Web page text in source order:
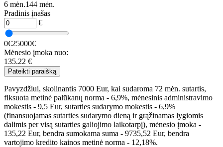
6 mėn.144 mėn.
Pradinis įnašas
€
0€25000€
Mėnesio įmoka nuo:
135.22 €
Pateikti paraišką
Pavyzdžiui, skolinantis 7000 Eur, kai sudaroma 72 mėn. sutartis,
fiksuota metinė palūkanų norma - 6,9%, mėnesinis administravimo
mokestis - 9,5 Eur, sutarties sudarymo mokestis - 6,9%
(finansuojamas sutarties sudarymo dieną ir grąžinamas lygiomis
dalimis per visą sutarties galiojimo laikotarpį), mėnesio įmoka -
135,22 Eur, bendra sumokama suma - 9735,52 Eur, bendra
vartojimo kredito kainos metinė norma - 12,18%.